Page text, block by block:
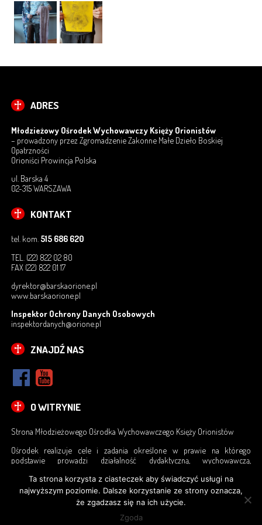
ODZYSKANI – EDYCJA 2019 – PROJEKT WSPÓŁFINANSOWANY PRZEZ
MINISTERSTWO SPRAWIEDLIWOŚCI
POMAGAM
PROJEKT: POMAGAM Z RADOŚCIĄ
ORIONIŚCI
KSIĄDZ ORIONE
ZGROMADZENIE MDBO
DZIEŁA OPIEKUŃCZE I WYCHOWAWCZE
PARAFIE
DOMY REKOLEKCYJNE
FUNDACJA ISKRA BOŻEJ OPATRZNOŚCI
FUNDACJA KSIĘDZA ORIONE CZYŃMY DOBRO
DRABINA JAKUBOWA
PROJEKT TRAMPOLINA – PROFILAKTYKA
BYĆ ORIONISTĄ
KONTAKT Z MOW
OCHRONA DZIECI I MŁODZIEŻY
OCHRONA DANYCH OSOBOWYCH
ADRES
Młodzieżowy Ośrodek Wychowawczy Księży Orionistów
– prowadzony przez Zgromadzenie Zakonne Małe Dzieło Boskiej
Opatrzności
Orioniści Prowincja Polska
ul. Barska 4
02-315 WARSZAWA
KONTAKT
tel. kom. 515 686 620
TEL. (22) 822 02 80
FAX (22) 822 01 17
dyrektor@barskaorione.pl
www.barskaorione.pl
Inspektor Ochrony Danych Osobowych
inspektordanych@orione.pl
ZNAJDŹ NAS
O WITRYNIE
Strona Młodzieżowego Ośrodka Wychowawczego Księży Orionistów
Ośrodek realizuje cele i zadania określone w prawie na którego
podstawie prowadzi działalność dydaktyczną, wychowawczą,
© Copyright by Małe Dzieło Boskiej Opatrzności - Orioniści Prowincja Polska
Ta strona korzysta z ciasteczek aby świadczyć usługi na
najwyższym poziomie. Dalsze korzystanie ze strony oznacza,
że zgadzasz się na ich użycie.
Zgoda